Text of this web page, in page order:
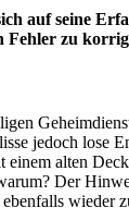
auf seine
Fehler zu
jedoch
alten
Der
wieder